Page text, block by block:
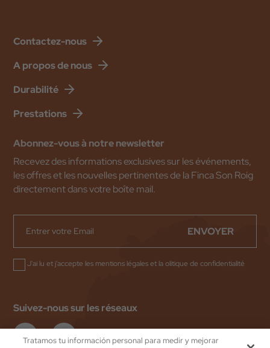
Contactez-nous
A propos de nous
Durabilité
Prestations
Abonnez-vous à notre newsletter
Recevez des informations exclusives sur les événements,
les offres et les nouvelles pertinentes de la Finca Son Roig
directement dans votre boîte mail.
ENVOYER
J'ai lu et j'accepte les mentions légaleset laolitique de confidentialité
Suivez-nous sur les réseaux
Tratamos tu información personal para medir y mejorar